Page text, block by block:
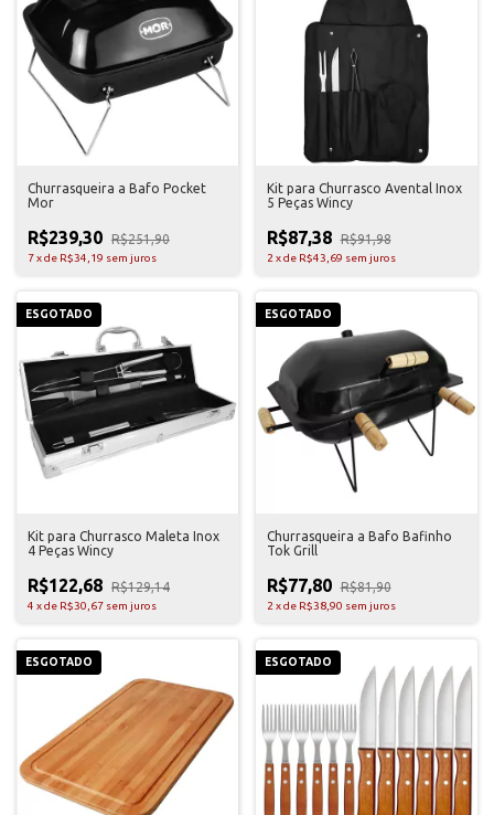
Churrasqueira a Bafo Pocket
Mor
R$239,30 R$251,90
7xde R$34,19 sem juros
Kit para Churrasco Avental Inox
5 Peças Wincy
R$87,38 R$91,98
2 xde R$43,69 sem juros
ESGOTADO
Kit para Churrasco Maleta Inox
4 Peças Wincy
R$122,68 R$129,14
4 xde R$30,67 sem juros
ESGOTADO
Churrasqueira a Bafo Bafinho
Tok Grill
R$77,80 R$81,90
2 xde R$38,90 sem juros
ESGOTADO ESGOTADO